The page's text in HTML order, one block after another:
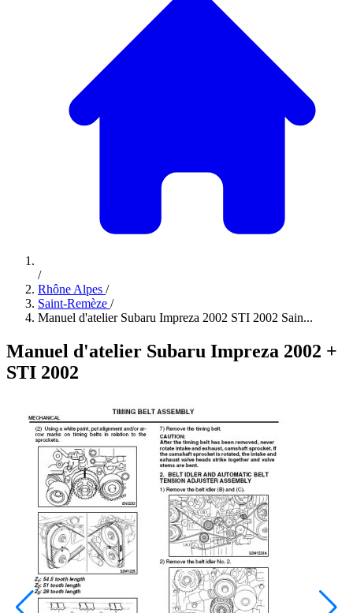
/
Rhône Alpes /
Saint-Remèze /
Manuel d'atelier Subaru Impreza 2002 STI 2002 Sain...
Manuel d'atelier Subaru Impreza 2002 +
STI 2002